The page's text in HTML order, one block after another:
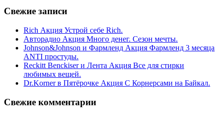
Свежие записи
Rich Акция Устрой себе Rich.
Авторадио Акция Много денег. Сезон мечты.
Johnson&Johnson и Фармленд Акция Фармленд 3 месяца
ANTI простуды.
Reckitt Benckiser и Лента Акция Все для стирки
любимых вещей.
Dr.Korner в Пятёрочке Акция С Корнерсами на Байкал.
Свежие комментарии